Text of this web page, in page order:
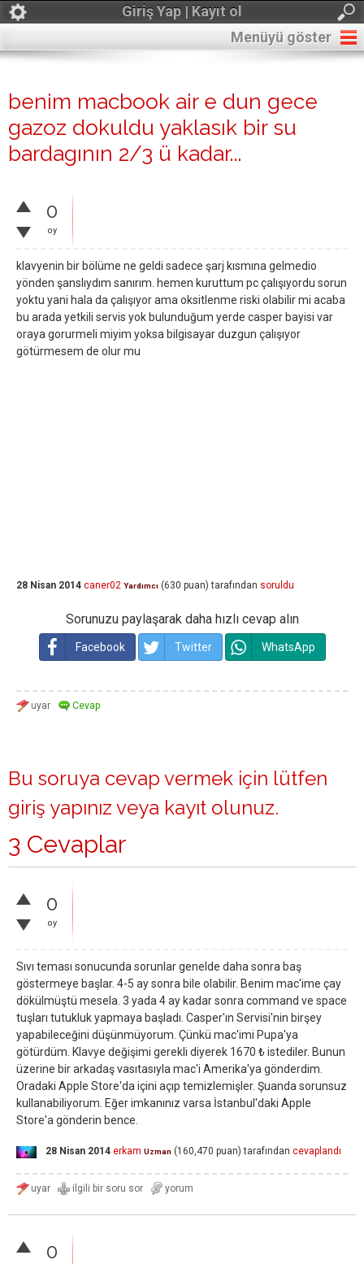
Giriş Yap | Kayıt ol
Menüyü göster
benim macbook air e dun gece
gazoz dokuldu yaklasık bir su
bardagının 2/3 ü kadar...
0
oy
klavyenin bir bölüme ne geldi sadece şarj kısmına gelmedio
yönden şanslıydım sanırım. hemen kuruttum pc çalışıyordu sorun
yoktu yani hala da çalışıyor ama oksitlenme riski olabilir mi acaba
bu arada yetkili servis yok bulunduğum yerde casper bayisi var
oraya gorurmeli miyim yoksa bilgisayar duzgun çalışıyor
götürmesem de olur mu
28 Nisan 2014 caner02 Yardımcı (630 puan) tarafından soruldu
Sorunuzu paylaşarak daha hızlı cevap alın
Facebook Twitter WhatsApp
Bu soruya cevap vermek için lütfen
giriş yapınız veya kayıt olunuz.
3 Cevaplar
0
oy
Sıvı teması sonucunda sorunlar genelde daha sonra baş
göstermeye başlar. 4-5 ay sonra bile olabilir. Benim mac'ime çay
dökülmüştü mesela. 3 yada 4 ay kadar sonra command ve space
tuşları tutukluk yapmaya başladı. Casper'ın Servisi'nin birşey
yapabileceğini düşünmüyorum. Çünkü mac'imi Pupa'ya
götürdüm. Klavye değişimi gerekli diyerek 1670 ₺ istediler. Bunun
üzerine bir arkadaş vasıtasıyla mac'i Amerika'ya gönderdim.
Oradaki Apple Store'da içini açıp temizlemişler. Şuanda sorunsuz
kullanabiliyorum. Eğer imkanınız varsa İstanbul'daki Apple
Store'a gönderin bence.
28 Nisan 2014 erkam Uzman (160,470 puan) tarafından cevaplandı
0